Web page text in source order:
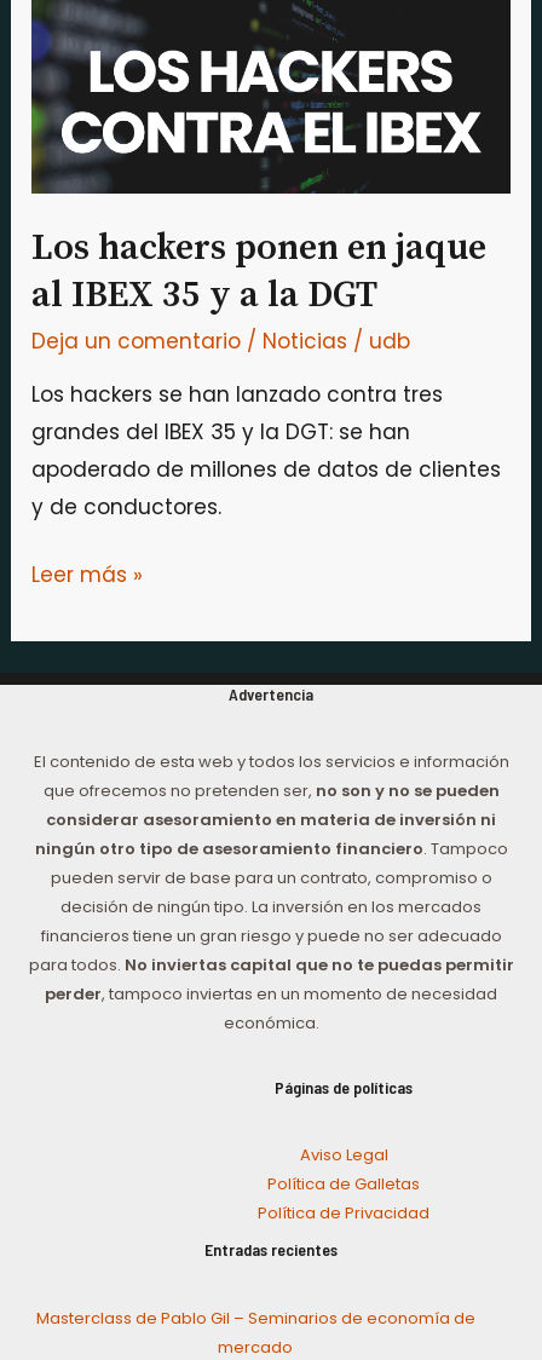
Los hackers ponen en jaque
al IBEX 35 y a la DGT
Deja un comentario / Noticias / udb
Los hackers se han lanzado contra tres
grandes del IBEX 35 y la DGT: se han
apoderado de millones de datos de clientes
y de conductores.
jaque
IBEX
35
y
a
la
DGT
Leer más »
Advertencia
El contenido de esta web y todos los servicios e información
que ofrecemos no pretenden ser, no son y no se pueden
considerar asesoramiento en materia de inversión ni
ningún otro tipo de asesoramiento financiero. Tampoco
pueden servir de base para un contrato, compromiso o
decisión de ningún tipo. La inversión en los mercados
financieros tiene un gran riesgo y puede no ser adecuado
para todos. No inviertas capital que no te puedas permitir
perder, tampoco inviertas en un momento de necesidad
económica.
Páginas de políticas
Aviso Legal
Política de Galletas
Política de Privacidad
Entradas recientes
Masterclass de Pablo Gil – Seminarios de economía de
mercado